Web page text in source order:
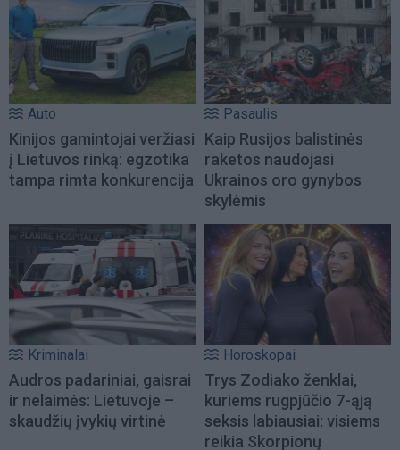
Auto
Kinijos gamintojai veržiasi
į Lietuvos rinką: egzotika
tampa rimta konkurencija
Pasaulis
Kaip Rusijos balistinės
raketos naudojasi
Ukrainos oro gynybos
skylėmis
Kriminalai
Audros padariniai, gaisrai
ir nelaimės: Lietuvoje –
skaudžių įvykių virtinė
Horoskopai
Trys Zodiako ženklai,
kuriems rugpjūčio 7-ąją
seksis labiausiai: visiems
reikia Skorpionų